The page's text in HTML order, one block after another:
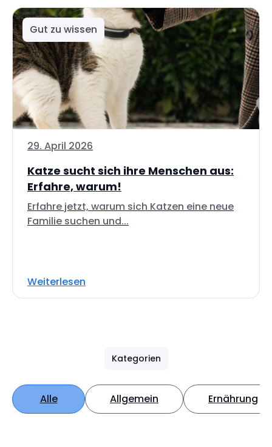
Gut zu wissen
29. April 2026
Katze sucht sich ihre Menschen aus:
Erfahre, warum!
Erfahre jetzt, warum sich Katzen eine neue
Familie suchen und...
Weiterlesen
Kategorien
Alle Allgemein Ernährung